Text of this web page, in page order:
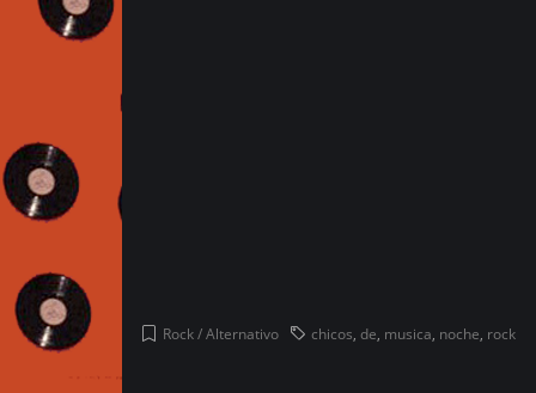
Rock / Alternativo chicos, de, musica, noche, rock